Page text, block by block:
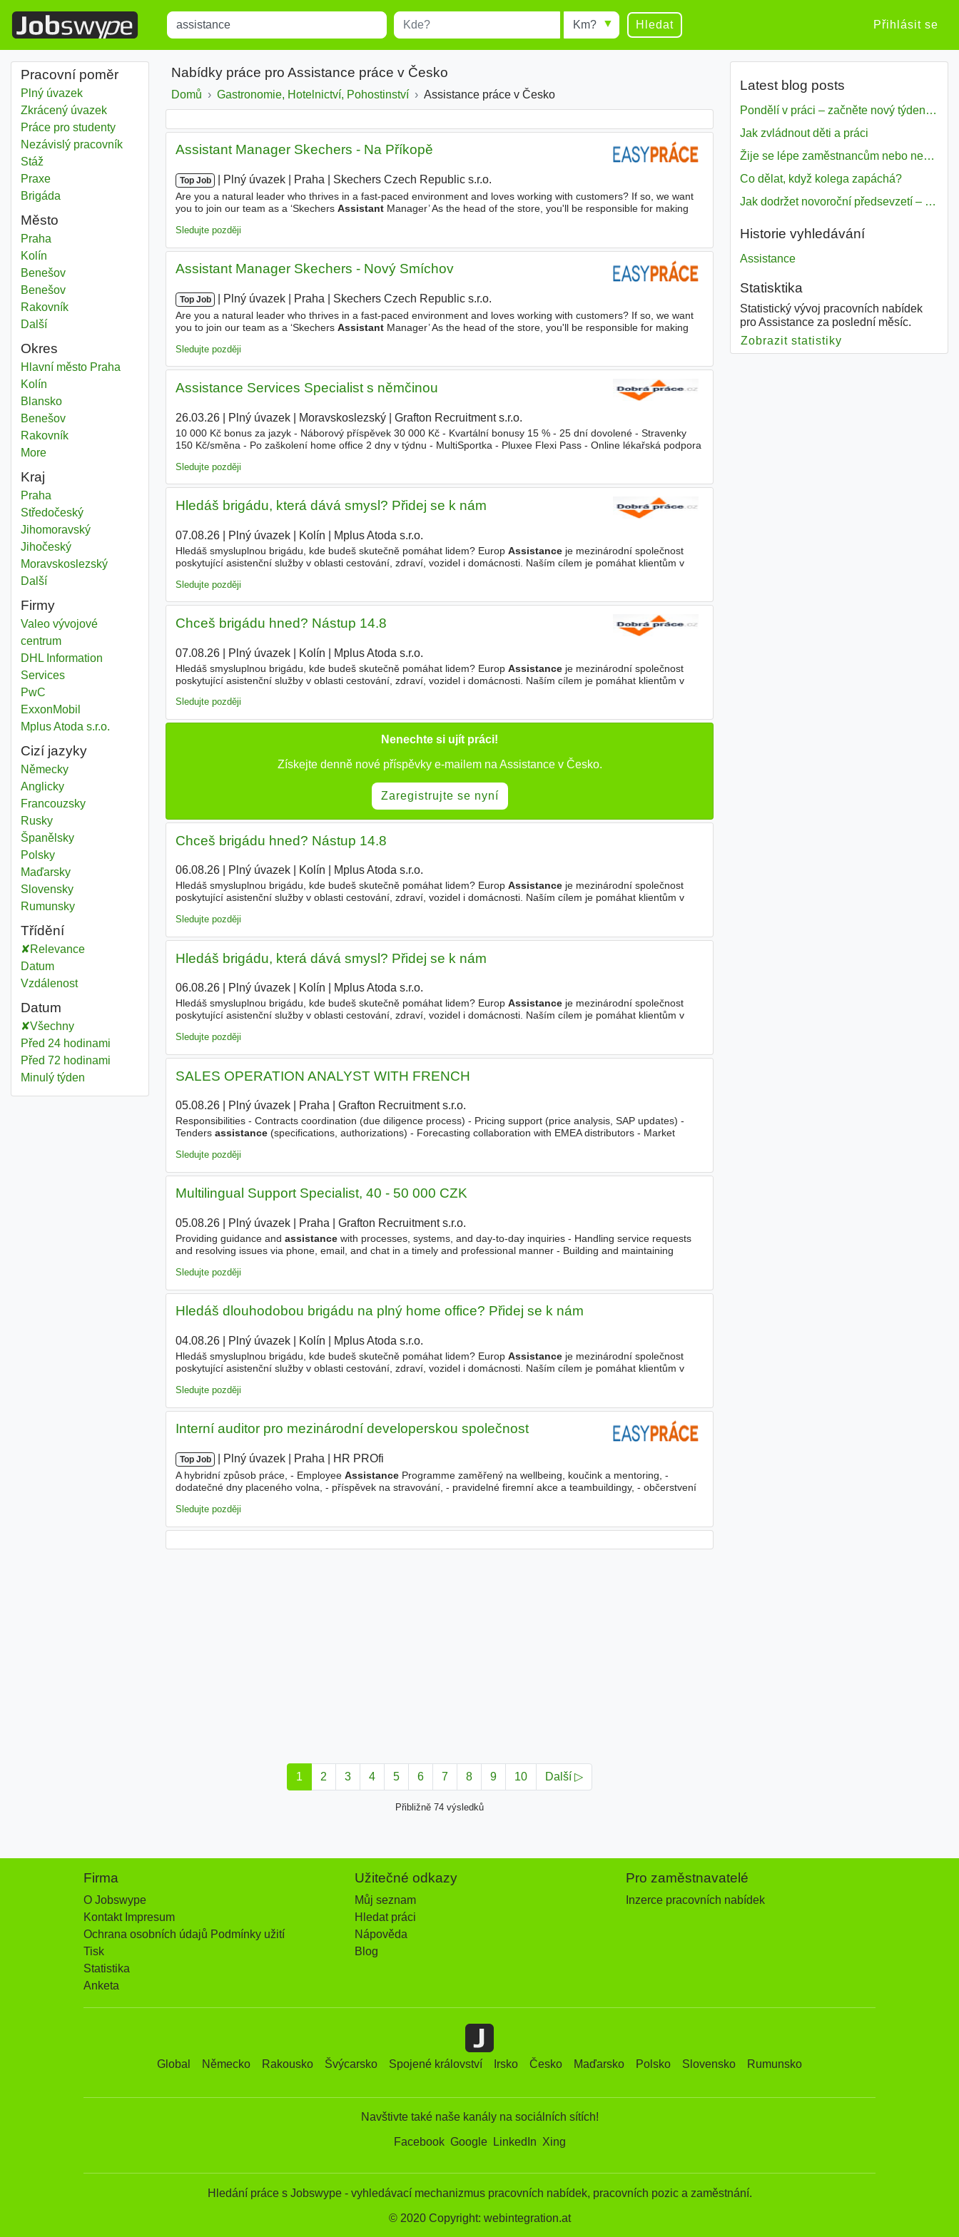
Title Místo
results.
Radius Hledat Přihlásit se
Pracovní poměr
Plný úvazek
Zkrácený úvazek
Práce pro studenty
Nezávislý pracovník
Stáž
Praxe
Brigáda
Město
Assistance
Praha
Assistance
Kolín
Assistance
Benešov
Assistance
Benešov
Assistance
Rakovník
Dalšíměsta
Okres
Assistance
Hlavní město Praha
Assistance
Kolín
Assistance
BlanskoOkres
Assistance
BenešovOkres
Assistance
RakovníkOkres
Moredistricts
Kraj
Assistance
Praha
Assistance
StředočeskýKraj
Assistance
JihomoravskýKraj
Assistance
JihočeskýKraj
Assistance
MoravskoslezskýKraj
Dalšíkraj
Firmy
Valeo vývojové
centrum
DHL Information
Services
PwC
ExxonMobil
Mplus Atoda s.r.o.
Cizí jazyky
Německy
Anglicky
Francouzsky
Rusky
Španělsky
Polsky
Maďarsky
Slovensky
Rumunsky
Třídění
Relevance
Datum
Vzdálenost
Datum
Všechny
Před 24 hodinami
Před 72 hodinami
Minulý týden
Nabídky práce pro Assistance práce v Česko
Domů Gastronomie, Hotelnictví, Pohostinství Assistance práce v Česko
Assistant Manager Skechers - Na Příkopě
Top Job Plný úvazek Praha Skechers Czech Republic s.r.o.
Are you a natural leader who thrives in a fast-paced environment and loves working with customers? If so, we want
you to join our team as a ‘Skechers AssistantManager’ As the head of the store, you'll be responsible for making
Sledujte později
Assistant Manager Skechers - Nový Smíchov
Top Job Plný úvazek Praha Skechers Czech Republic s.r.o.
Are you a natural leader who thrives in a fast-paced environment and loves working with customers? If so, we want
you to join our team as a ‘Skechers AssistantManager’ As the head of the store, you'll be responsible for making
Sledujte později
Assistance Services Specialist s němčinou
26.03.26| Plný úvazek| Moravskoslezský| Grafton Recruitment s.r.o.
10 000 Kč bonus za jazyk - Náborový příspěvek 30 000 Kč - Kvartální bonusy 15 % - 25 dní dovolené - Stravenky
150 Kč/směna - Po zaškolení home office 2 dny v týdnu - MultiSportka - Pluxee Flexi Pass - Online lékařská podpora
Sledujte později
Hledáš brigádu, která dává smysl? Přidej se k nám
07.08.26| Plný úvazek| Kolín Mplus Atoda s.r.o.
Hledáš smysluplnou brigádu, kde budeš skutečně pomáhat lidem? Europ Assistanceje mezinárodní společnost
poskytující asistenční služby v oblasti cestování, zdraví, vozidel i domácnosti. Naším cílem je pomáhat klientům v
Sledujte později
Chceš brigádu hned? Nástup 14.8
07.08.26| Plný úvazek| Kolín Mplus Atoda s.r.o.
Hledáš smysluplnou brigádu, kde budeš skutečně pomáhat lidem? Europ Assistanceje mezinárodní společnost
poskytující asistenční služby v oblasti cestování, zdraví, vozidel i domácnosti. Naším cílem je pomáhat klientům v
Sledujte později
Nenechte si ujít práci!
Získejte denně nové příspěvky e-mailem na Assistance v Česko.
Zaregistrujte se nyní
Chceš brigádu hned? Nástup 14.8
06.08.26| Plný úvazek| Kolín Mplus Atoda s.r.o.
Hledáš smysluplnou brigádu, kde budeš skutečně pomáhat lidem? Europ Assistanceje mezinárodní společnost
poskytující asistenční služby v oblasti cestování, zdraví, vozidel i domácnosti. Naším cílem je pomáhat klientům v
Sledujte později
Hledáš brigádu, která dává smysl? Přidej se k nám
06.08.26| Plný úvazek| Kolín Mplus Atoda s.r.o.
Hledáš smysluplnou brigádu, kde budeš skutečně pomáhat lidem? Europ Assistanceje mezinárodní společnost
poskytující asistenční služby v oblasti cestování, zdraví, vozidel i domácnosti. Naším cílem je pomáhat klientům v
Sledujte později
SALES OPERATION ANALYST WITH FRENCH
05.08.26| Plný úvazek| Praha Grafton Recruitment s.r.o.
Responsibilities - Contracts coordination (due diligence process) - Pricing support (price analysis, SAP updates) -
Tenders assistance(specifications, authorizations) - Forecasting collaboration with EMEA distributors - Market
Sledujte později
Multilingual Support Specialist, 40 - 50 000 CZK
05.08.26| Plný úvazek| Praha Grafton Recruitment s.r.o.
Providing guidance and assistancewith processes, systems, and day-to-day inquiries - Handling service requests
and resolving issues via phone, email, and chat in a timely and professional manner - Building and maintaining
Sledujte později
Hledáš dlouhodobou brigádu na plný home office? Přidej se k nám
04.08.26| Plný úvazek| Kolín Mplus Atoda s.r.o.
Hledáš smysluplnou brigádu, kde budeš skutečně pomáhat lidem? Europ Assistanceje mezinárodní společnost
poskytující asistenční služby v oblasti cestování, zdraví, vozidel i domácnosti. Naším cílem je pomáhat klientům v
Sledujte později
Interní auditor pro mezinárodní developerskou společnost
Top Job Plný úvazek Praha HR PROfi
A hybridní způsob práce, - Employee AssistanceProgramme zaměřený na wellbeing, koučink a mentoring, -
dodatečné dny placeného volna, - příspěvek na stravování, - pravidelné firemní akce a teambuildingy, - občerstvení
Sledujte později
1 2 3 4 5 6 7 8 9 10 Další ▷
Přibližně 74 výsledků
Latest blog posts
Pondělí v práci – začněte nový týden s motivací
Jak zvládnout děti a práci
Žije se lépe zaměstnancům nebo nezavislým pracovníkům
Co dělat, když kolega zapáchá?
Jak dodržet novoroční předsevzetí – naše tipy pro dobrý začátek roku 2018
Historie vyhledávání
Assistance
Statisktika
Statistický vývoj pracovních nabídek
pro Assistance za poslední měsíc.
Zobrazit statistiky
Firma
O Jobswype
Kontakt Impresum
Ochrana osobních údajů Podmínky užití
Tisk
Statistika
Anketa
Užitečné odkazy
Můj seznam
Hledat práci
Nápověda
Blog
Pro zaměstnavatelé
Inzerce pracovních nabídek
Global Německo Rakousko Švýcarsko Spojené království Irsko Česko Maďarsko Polsko Slovensko Rumunsko
Navštivte také naše kanály na sociálních sítích!
Facebook Google LinkedIn Xing
Hledání práce s Jobswype - vyhledávací mechanizmus pracovních nabídek, pracovních pozic a zaměstnání.
© 2020 Copyright: webintegration.at